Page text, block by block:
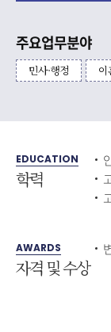
주요업무분야
민사·행정 이
EDUCATION
학력
AWARDS
자격 및 수상